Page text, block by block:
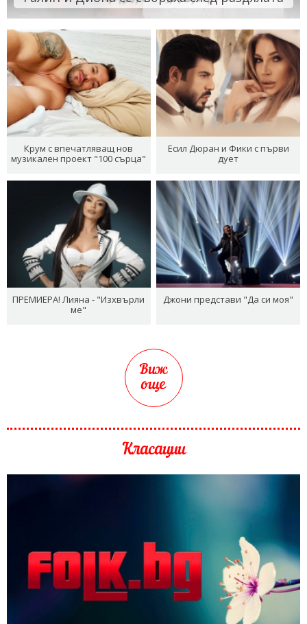
Крум с впечатляващ нов
музикален проект "100 сърца"
Есил Дюран и Фики с първи
дует
ПРЕМИЕРА! Лияна - "Изхвърли
ме"
Джони представи "Да си моя"
Виж
още
Класации